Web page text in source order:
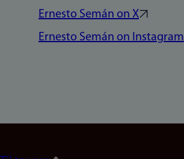
Ernesto Semán on X
Ernesto Semán on Instagram